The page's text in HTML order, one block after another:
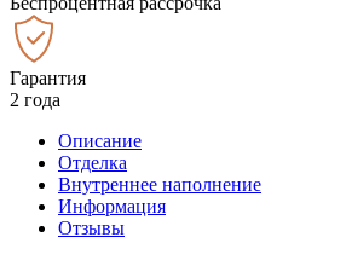
Гарантия
2 года
Описание
Отделка
Внутреннее наполнение
Информация
Отзывы